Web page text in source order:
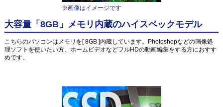
※画像はイメージです
大容量「8GB」メモリ内蔵のハイスペックモデル
こちらのパソコンはメモリを[ 8GB ]内蔵しています。Photoshopなどの画像処
理ソフトを使いたい方、ホームビデオなどフルHDの動画編集をする方におすす
めです。